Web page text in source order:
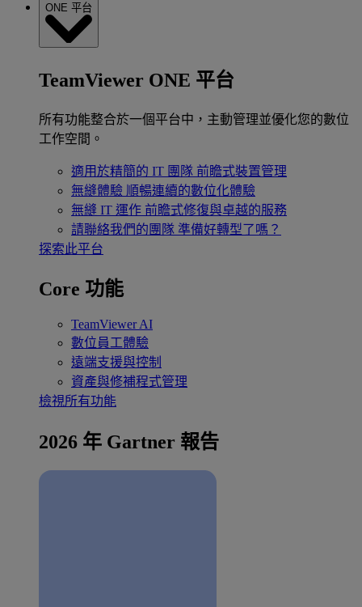
ONE 平台
TeamViewer ONE 平台
所有功能整合於一個平台中，主動管理並優化您的數位
工作空間。
適用於精簡的 IT 團隊 前瞻式裝置管理
無縫體驗 順暢連續的數位化體驗
無縫 IT 運作 前瞻式修復與卓越的服務
請聯絡我們的團隊 準備好轉型了嗎？
探索此平台
Core 功能
TeamViewer AI
數位員工體驗
遠端支援與控制
資產與修補程式管理
檢視所有功能
2026 年 Gartner 報告